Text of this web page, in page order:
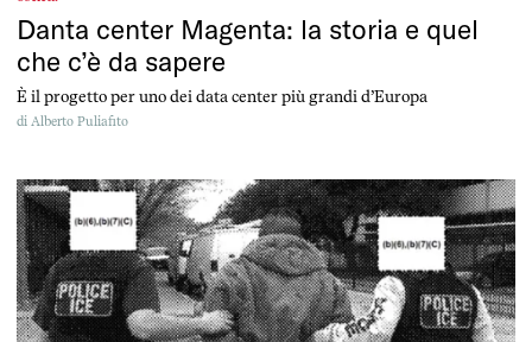
Danta center Magenta: la storia e quel
che c’è da sapere
È il progetto per uno dei data center più grandi d’Europa
di Alberto Puliafito